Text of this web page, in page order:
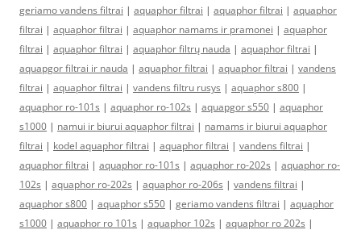
geriamo vandens filtrai | aquaphor filtrai | aquaphor filtrai | aquaphor
filtrai | aquaphor filtrai | aquaphor namams ir pramonei | aquaphor
filtrai | aquaphor filtrai | aquaphor filtrų nauda | aquaphor filtrai |
aquapgor filtrai ir nauda | aquaphor filtrai | aquaphor filtrai | vandens
filtrai | aquaphor filtrai | vandens filtru rusys | aquaphor s800 |
aquaphor ro-101s | aquaphor ro-102s | aquapgor s550 | aquaphor
s1000 | namui ir biurui aquaphor filtrai | namams ir biurui aquaphor
filtrai | kodel aquaphor filtrai | aquaphor filtrai | vandens filtrai |
aquaphor filtrai | aquaphor ro-101s | aquaphor ro-202s | aquaphor ro-
102s | aquaphor ro-202s | aquaphor ro-206s | vandens filtrai |
aquaphor s800 | aquaphor s550 | geriamo vandens filtrai | aquaphor
s1000 | aquaphor ro 101s | aquaphor 102s | aquaphor ro 202s |